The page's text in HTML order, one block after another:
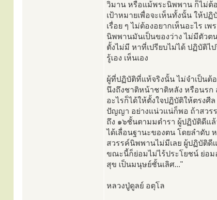
วิมาน หรือแม้พระนิพพาน ก็ไม่ต้
เป้าหมายเพื่อจะเห็นทั้งนั้น ให้ปฏิ
เรื่อย ๆ ไม่ต้องอยากเห็นอะไร เพ
นิพพานมันเป็นของว่าง ไม่มีตัวต
ตั้งไม่มี หาที่เปรียบไม่ได้ ปฏิบัติไป
รู้เอง เห็นเอง
ผู้ที่ปฏิบัติที่แท้จริงนั้น ไม่จำเป็นต้
นึงถึงชาติหน้าชาติหลัง หรือนรก
อะไรก็ได้ให้ตั้งใจปฏิบัติให้ตรงศี
ปัญญา อย่างแน่วแน่ก็พอ ถ้าสวร
ถึง ๑๖ชั้นตามมตำรา ผู้ปฏิบัติดีแ
ได้เลื่อนฐานะของตน โดยลำดับ
สวรรค์นิพพานไม่มีเลย ผู้ปฏิบัติดี
ขณะนี้ก็ย่อมไม่ไร้ประโยชน์ ย่อม
สุข เป็นมนุษย์ชั้นเลิศ..."
หลวงปู่ดูลย์ อตุโล